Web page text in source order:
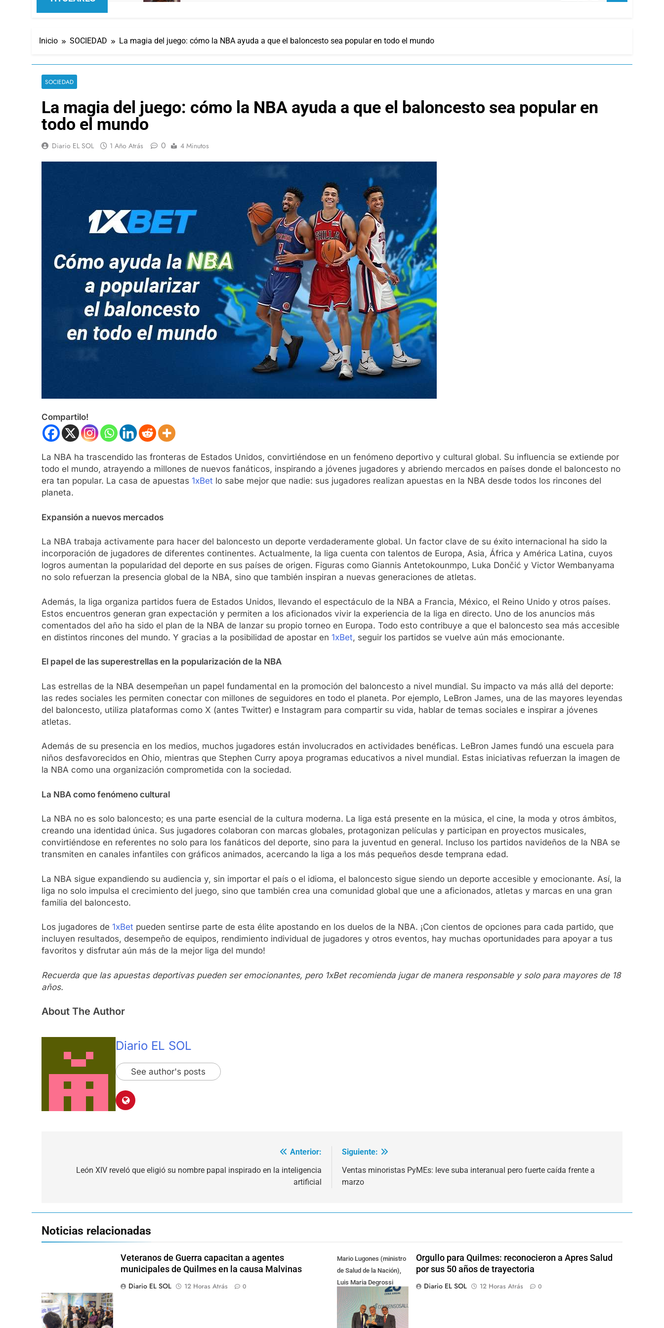
Inicio SOCIEDAD La magia del juego: cómo la NBA ayuda a que el baloncesto sea popular en todo el mundo
SOCIEDAD
La magia del juego: cómo la NBA ayuda a que el baloncesto sea popular en
todo el mundo
Diario EL SOL 1 Año Atrás 0 4 Minutos
Compartilo!
La NBA ha trascendido las fronteras de Estados Unidos, convirtiéndose en un fenómeno deportivo y cultural global. Su influencia se extiende por
todo el mundo, atrayendo a millones de nuevos fanáticos, inspirando a jóvenes jugadores y abriendo mercados en países donde el baloncesto no
era tan popular. La casa de apuestas 1xBet lo sabe mejor que nadie: sus jugadores realizan apuestas en la NBA desde todos los rincones del
planeta.
Expansión a nuevos mercados
La NBA trabaja activamente para hacer del baloncesto un deporte verdaderamente global. Un factor clave de su éxito internacional ha sido la
incorporación de jugadores de diferentes continentes. Actualmente, la liga cuenta con talentos de Europa, Asia, África y América Latina, cuyos
logros aumentan la popularidad del deporte en sus países de origen. Figuras como Giannis Antetokounmpo, Luka Dončić y Victor Wembanyama
no solo refuerzan la presencia global de la NBA, sino que también inspiran a nuevas generaciones de atletas.
Además, la liga organiza partidos fuera de Estados Unidos, llevando el espectáculo de la NBA a Francia, México, el Reino Unido y otros países.
Estos encuentros generan gran expectación y permiten a los aficionados vivir la experiencia de la liga en directo. Uno de los anuncios más
comentados del año ha sido el plan de la NBA de lanzar su propio torneo en Europa. Todo esto contribuye a que el baloncesto sea más accesible
en distintos rincones del mundo. Y gracias a la posibilidad de apostar en 1xBet, seguir los partidos se vuelve aún más emocionante.
El papel de las superestrellas en la popularización de la NBA
Las estrellas de la NBA desempeñan un papel fundamental en la promoción del baloncesto a nivel mundial. Su impacto va más allá del deporte:
las redes sociales les permiten conectar con millones de seguidores en todo el planeta. Por ejemplo, LeBron James, una de las mayores leyendas
del baloncesto, utiliza plataformas como X (antes Twitter) e Instagram para compartir su vida, hablar de temas sociales e inspirar a jóvenes
atletas.
Además de su presencia en los medios, muchos jugadores están involucrados en actividades benéficas. LeBron James fundó una escuela para
niños desfavorecidos en Ohio, mientras que Stephen Curry apoya programas educativos a nivel mundial. Estas iniciativas refuerzan la imagen de
la NBA como una organización comprometida con la sociedad.
La NBA como fenómeno cultural
La NBA no es solo baloncesto; es una parte esencial de la cultura moderna. La liga está presente en la música, el cine, la moda y otros ámbitos,
creando una identidad única. Sus jugadores colaboran con marcas globales, protagonizan películas y participan en proyectos musicales,
convirtiéndose en referentes no solo para los fanáticos del deporte, sino para la juventud en general. Incluso los partidos navideños de la NBA se
transmiten en canales infantiles con gráficos animados, acercando la liga a los más pequeños desde temprana edad.
La NBA sigue expandiendo su audiencia y, sin importar el país o el idioma, el baloncesto sigue siendo un deporte accesible y emocionante. Así, la
liga no solo impulsa el crecimiento del juego, sino que también crea una comunidad global que une a aficionados, atletas y marcas en una gran
familia del baloncesto.
Los jugadores de 1xBet pueden sentirse parte de esta élite apostando en los duelos de la NBA. ¡Con cientos de opciones para cada partido, que
incluyen resultados, desempeño de equipos, rendimiento individual de jugadores y otros eventos, hay muchas oportunidades para apoyar a tus
favoritos y disfrutar aún más de la mejor liga del mundo!
Recuerda que las apuestas deportivas pueden ser emocionantes, pero 1xBet recomienda jugar de manera responsable y solo para mayores de 18
años.
About The Author
Diario EL SOL
See author's posts
Anterior:
León XIV reveló que eligió su nombre papal inspirado en la inteligencia
artificial
Siguiente:
Ventas minoristas PyMEs: leve suba interanual pero fuerte caída frente a
marzo
Noticias relacionadas
Veteranos de Guerra capacitan a agentes
municipales de Quilmes en la causa Malvinas
Diario EL SOL
12 Horas Atrás 0
Mario Lugones (ministro
de Salud de la Nación),
Luis Maria Degrossi
(Presidente de Apres
Salud) y Cristian Mazza
(Presidente de ALAMI)
Orgullo para Quilmes: reconocieron a Apres Salud
por sus 50 años de trayectoria
Diario EL SOL
12 Horas Atrás 0